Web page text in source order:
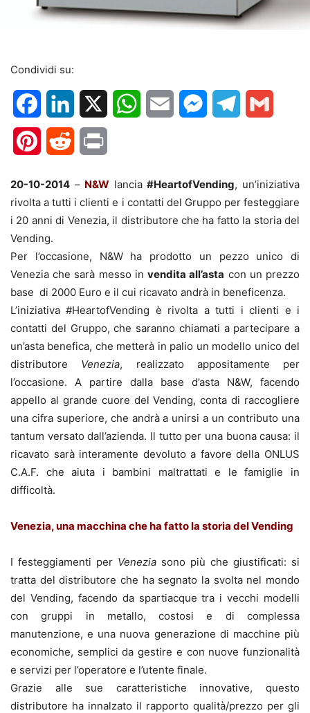
Condividi su:
FacebookLinkedIn WhatsApp
Email MessengerTelegram
PinterestReddit
20-10-2014 – N&W lancia#HeartofVending, un’iniziativa
rivolta a tutti i clienti e i contatti del Gruppo per festeggiare
i 20 anni di Venezia, il distributore che ha fatto la storia del
Vending.
Per l’occasione, N&W ha prodotto un pezzo unico di
Venezia che sarà messo invendita all’asta con un prezzo
base di 2000 Euro e il cui ricavato andrà in beneficenza.
L’iniziativa #HeartofVending è rivolta a tutti i clienti e i
contatti del Gruppo, che saranno chiamati a partecipare a
un’asta benefica, che metterà in palio un modello unico del
distributore Venezia, realizzato appositamente per
l’occasione. A partire dalla base d’asta N&W, facendo
appello al grande cuore del Vending, conta di raccogliere
una cifra superiore, che andrà a unirsi a un contributo una
tantum versato dall’azienda. Il tutto per una buona causa: il
ricavato sarà interamente devoluto a favore della ONLUS
C.A.F. che aiuta i bambini maltrattati e le famiglie in
difficoltà.
Venezia, una macchina che ha fatto la storia del Vending
I festeggiamenti per Venezia sono più che giustificati: si
tratta del distributore che ha segnato la svolta nel mondo
del Vending, facendo da spartiacque tra i vecchi modelli
con gruppi in metallo, costosi e di complessa
manutenzione, e una nuova generazione di macchine più
economiche, semplici da gestire e con nuove funzionalità
e servizi per l’operatore e l’utente finale.
Grazie alle sue caratteristiche innovative, questo
distributore ha innalzato il rapporto qualità/prezzo per gli